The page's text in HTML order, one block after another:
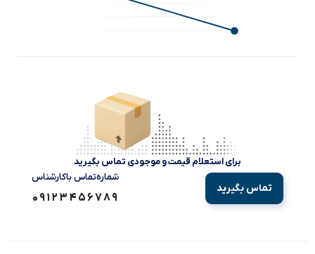
برای استعلام قیمت و موجودی تماس بگیرید
تماس بگیرید
شماره‌تماس‌ با‌کارشناس
09123456789